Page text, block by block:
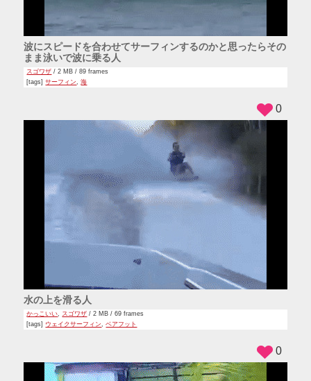
波にスピードを合わせてサーフィンするのかと思ったらその
まま泳いで波に乗る人
スゴワザ / 2 MB / 89 frames
[tags]サーフィン,海
水の上を滑る人
かっこいい, スゴワザ / 2 MB / 69 frames
[tags] ウェイクサーフィン,ベアフット
0
0